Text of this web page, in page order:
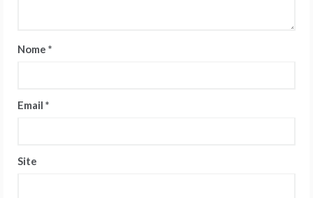
Nome *
Email *
Site